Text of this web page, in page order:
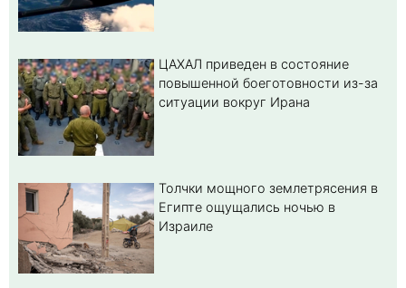
ЦАХАЛ приведен в состояние
повышенной боеготовности из-за
ситуации вокруг Ирана
Толчки мощного землетрясения в
Египте ощущались ночью в
Израиле